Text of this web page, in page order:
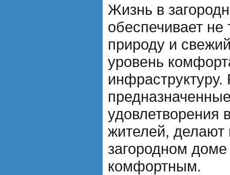
Жизнь в
обеспечивает не
природу и
уровень
удовлетворения
жителей, делают
загородном
комфортным.